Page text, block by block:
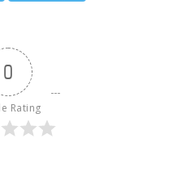
0
Rating